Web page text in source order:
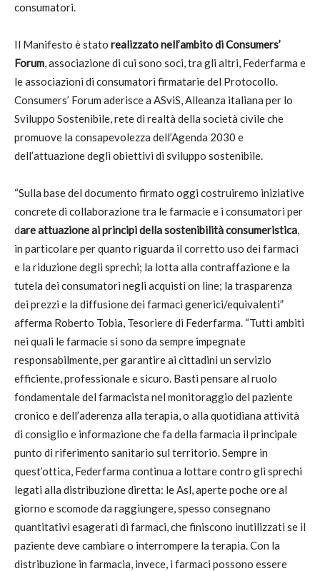
consumatori.
Il Manifesto è stato realizzato nell’ambito di Consumers’
Forum, associazione di cui sono soci, tra gli altri, Federfarma e
le associazioni di consumatori firmatarie del Protocollo.
Consumers’ Forum aderisce a ASviS, Alleanza italiana per lo
Sviluppo Sostenibile, rete di realtà della società civile che
promuove la consapevolezza dell’Agenda 2030 e
dell’attuazione degli obiettivi di sviluppo sostenibile.
“Sulla base del documento firmato oggi costruiremo iniziative
concrete di collaborazione tra le farmacie e i consumatori per
dare attuazione ai principi della sostenibilità consumeristica,
in particolare per quanto riguarda il corretto uso dei farmaci
e la riduzione degli sprechi; la lotta alla contraffazione e la
tutela dei consumatori negli acquisti on line; la trasparenza
dei prezzi e la diffusione dei farmaci generici/equivalenti”
afferma Roberto Tobia, Tesoriere di Federfarma. “Tutti ambiti
nei quali le farmacie si sono da sempre impegnate
responsabilmente, per garantire ai cittadini un servizio
efficiente, professionale e sicuro. Basti pensare al ruolo
fondamentale del farmacista nel monitoraggio del paziente
cronico e dell’aderenza alla terapia, o alla quotidiana attività
di consiglio e informazione che fa della farmacia il principale
punto di riferimento sanitario sul territorio. Sempre in
quest’ottica, Federfarma continua a lottare contro gli sprechi
legati alla distribuzione diretta: le Asl, aperte poche ore al
giorno e scomode da raggiungere, spesso consegnano
quantitativi esagerati di farmaci, che finiscono inutilizzati se il
paziente deve cambiare o interrompere la terapia. Con la
distribuzione in farmacia, invece, i farmaci possono essere